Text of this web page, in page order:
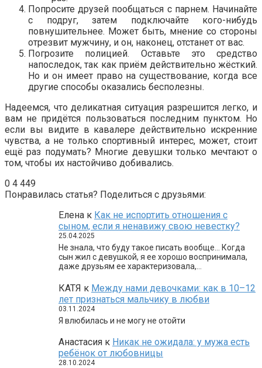
Попросите друзей пообщаться с парнем. Начинайте
с подруг, затем подключайте кого-нибудь
повнушительнее. Может быть, мнение со стороны
отрезвит мужчину, и он, наконец, отстанет от вас.
Погрозите полицией. Оставьте это средство
напоследок, так как приём действительно жёсткий.
Но и он имеет право на существование, когда все
другие способы оказались бесполезны.
Надеемся, что деликатная ситуация разрешится легко, и
вам не придётся пользоваться последним пунктом. Но
если вы видите в кавалере действительно искренние
чувства, а не только спортивный интерес, может, стоит
ещё раз подумать? Многие девушки только мечтают о
том, чтобы их настойчиво добивались.
0 4 449
Понравилась статья? Поделиться с друзьями:
Елена к Как не испортить отношения с
сыном, если я ненавижу свою невестку?
25.04.2025
Не знала, что буду такое писать вообще… Когда
сын жил с девушкой, я ее хорошо воспринимала,
даже друзьям ее характеризовала,…
КАТЯ к Между нами девочками: как в 10–12
лет признаться мальчику в любви
03.11.2024
Я влюбилась и не могу не отойти
Анастасия к Никак не ожидала: у мужа есть
ребёнок от любовницы
28.10.2024